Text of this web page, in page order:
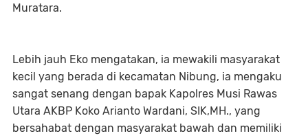
Muratara.
Lebih jauh Eko mengatakan, ia mewakili masyarakat
kecil yang berada di kecamatan Nibung, ia mengaku
sangat senang dengan bapak Kapolres Musi Rawas
Utara AKBP Koko Arianto Wardani, SIK,MH., yang
bersahabat dengan masyarakat bawah dan memiliki